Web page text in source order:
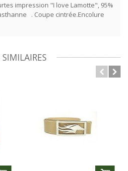
impression "I love Lamotte", 95%
. Coupe cintrée.Encolure